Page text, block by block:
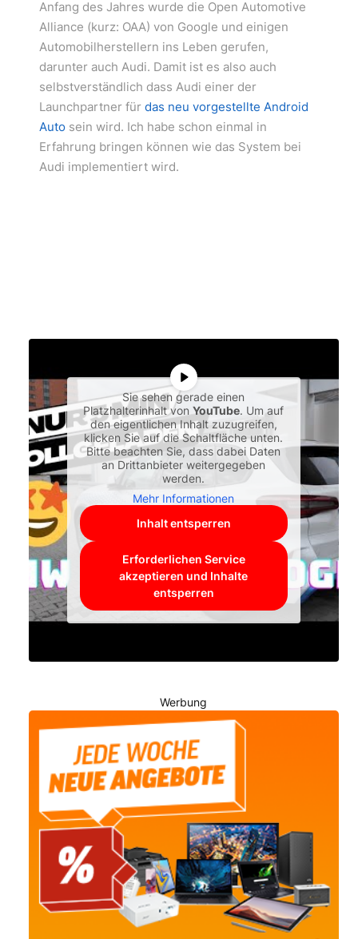
Anfang des Jahres wurde die Open Automotive
Alliance (kurz: OAA) von Google und einigen
Automobilherstellern ins Leben gerufen,
darunter auch Audi. Damit ist es also auch
selbstverständlich dass Audi einer der
Launchpartner für das neu vorgestellte Android
Autosein wird. Ich habe schon einmal in
Erfahrung bringen können wie das System bei
Audi implementiert wird.
Sie sehen gerade einen
Platzhalterinhalt vonYouTube. Um auf
den eigentlichen Inhalt zuzugreifen,
klicken Sie auf die Schaltfläche unten.
Bitte beachten Sie, dass dabei Daten
an Drittanbieter weitergegeben
werden.
Mehr Informationen
Inhalt entsperren
Erforderlichen Service
akzeptieren und Inhalte
entsperren
Werbung